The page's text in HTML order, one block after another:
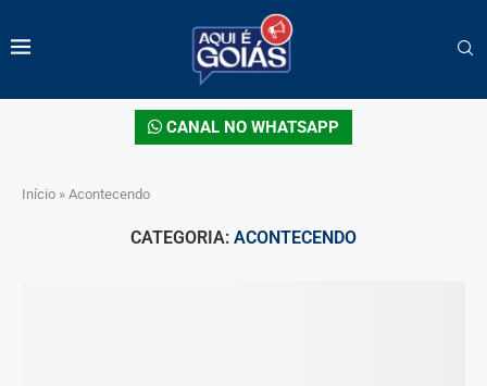
CANAL NO WHATSAPP
Início » Acontecendo
CATEGORIA: ACONTECENDO